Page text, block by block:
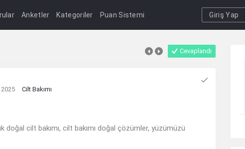
Anketler Kategoriler Puan Sistemi Giriş Yap
Cevaplandı
Cilt Bakımı
cilt bakımı, cilt bakımı doğal çözümler, yüzümüzü